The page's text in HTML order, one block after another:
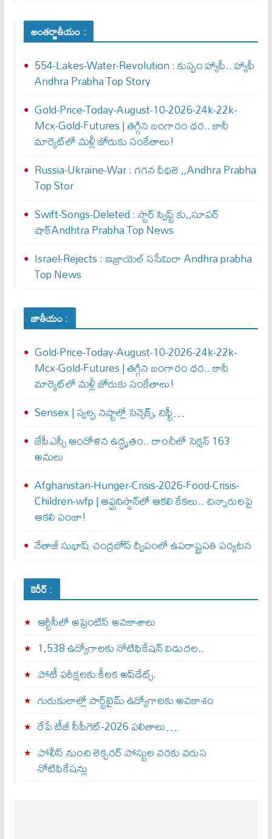
అంతర్జాతీయం :
554-Lakes-Water-Revolution : కుప్పం హ్యాపీ.. హ్యాపీ
Andhra Prabha Top Story
Gold-Price-Today-August-10-2026-24k-22k-
Mcx-Gold-Futures | తగ్గిన బంగారం ధర.. కానీ
మార్కెట్‌లో మళ్లీ జోరుకు సంకేతాలు!
Russia-Ukraine-War : గ‌గ‌న వీధిలె ,,Andhra Prabha
Top Stor
Swift-Songs-Deleted : స్టార్ స్విప్ట్ కు,,సూప‌ర్
షాక్Andhtra Prabha Top News
Israel-Rejects : ఇజ్రాయెల్ స‌సేమిరా Andhra prabha
Top News
జాతీయం :
Gold-Price-Today-August-10-2026-24k-22k-
Mcx-Gold-Futures | తగ్గిన బంగారం ధర.. కానీ
మార్కెట్‌లో మళ్లీ జోరుకు సంకేతాలు!
Sensex | స్వల్ప నష్టాల్లో సెన్సెక్స్, నిఫ్టీ…
జేపీఎస్సీ ఆందోళన ఉద్ధృతం.. రాంచీలో సెక్షన్‌ 163
అమలు
Afghanistan-Hunger-Crisis-2026-Food-Crisis-
Children-wfp | ఆఫ్ఘనిస్థాన్‌లో ఆకలి కేకలు.. చిన్నారులపై
ఆకలి పంజా!
నేతాజీ సుభాష్ చంద్రబోస్ ద్వీపంలో ఉపరాష్ట్రపతి పర్యటన
కెరీర్ :
ఆర్టీసీలో అప్రెంటిస్‌ అవకాశాలు
1,538 ఉద్యోగాలకు నోటిఫికేషన్ విడుదల..
పోటీ పరీక్షలకు కీలక అప్‌డేట్స్.
గురుకులాల్లో పార్ట్‌టైమ్ ఉద్యోగాలకు అవకాశం
రేపే టీజీ సీపీగెట్‌-2026 ఫలితాలు…
పోలీస్ నుంచి లెక్చరర్ పోస్టుల వరకు వరుస
నోటిఫికేషన్లు